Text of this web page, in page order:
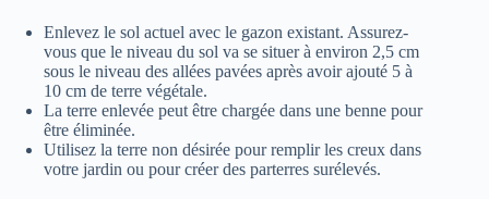
Enlevez le sol actuel avec le gazon existant. Assurez-
vous que le niveau du sol va se situer à environ 2,5 cm
sous le niveau des allées pavées après avoir ajouté 5 à
10 cm de terre végétale.
La terre enlevée peut être chargée dans une benne pour
être éliminée.
Utilisez la terre non désirée pour remplir les creux dans
votre jardin ou pour créer des parterres surélevés.